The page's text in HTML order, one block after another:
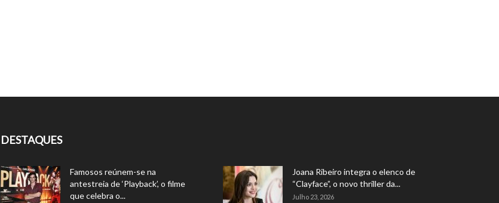
DESTAQUES
Famosos reúnem-se na
antestreia de ‘Playback’, o filme
que celebra o...
Joana Ribeiro integra o elenco de
“Clayface”, o novo thriller da...
Julho 23, 2026